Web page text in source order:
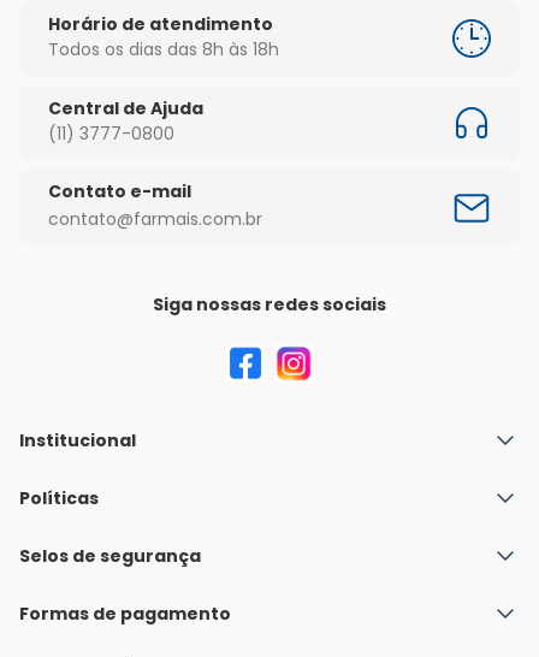
Horário de atendimento
Todos os dias das 8h às 18h
Central de Ajuda
(11) 3777-0800
Contato e-mail
contato@farmais.com.br
Siga nossas redes sociais
Institucional
Quem Somos
Nossas lojas
Políticas
Política de Envio
Políticas de Trocas e Devoluções
Selos de segurança
Formas de pagamento